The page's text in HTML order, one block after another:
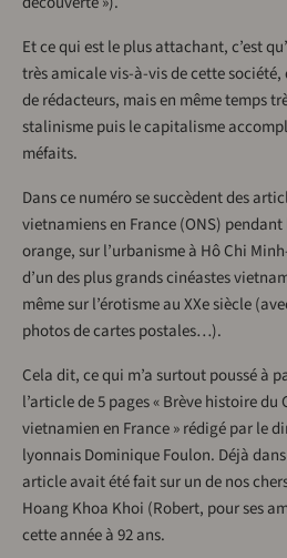
Et ce qui est le plus attachant, c’est
très amicale vis-à-vis de cette
de rédacteurs, mais en même temps
stalinisme puis le capitalisme
méfaits.
Dans ce numéro se succèdent des
vietnamiens en France (ONS)
orange, sur l’urbanisme à Hô Chi
d’un des plus grands cinéastes
même sur l’érotisme au XXe siècle
photos de cartes postales…).
Cela dit, ce qui m’a surtout poussé à
l’article de 5 pages « Brève histoire
vietnamien en France » rédigé par le
lyonnais Dominique Foulon. Déjà
article avait été fait sur un de nos
Hoang Khoa Khoi (Robert, pour ses
cette année à 92 ans.